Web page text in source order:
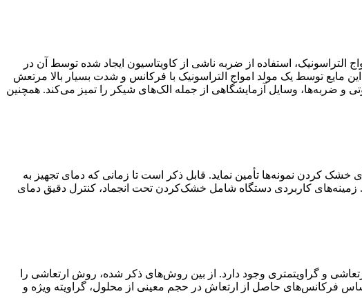
التراسونیک، استفاده از ضربه ناشی از کاویتاسیون ایجاد شده توسط آن در
توسط یک مولد امواج التراسونیک با فرکانس و شدت بسیار بالا مرتعش
و ضربه‌ها، وسایل آزمایشگاهی از جمله الک‌های شیکر را تمیز می‌کند. همچنین
خلاء را به صورت دیجیتالی دارد و می‌تواند تا دمای ۴۰- درجه سانتی‌گراد را برای خشک کردن نمونه‌ها تأمین نماید. قابل ذکر است تا زمانی که دمای تجهیز به
کاربردی دستگاه شامل خشک‌کردن تحت انجماد، کنترل دقیق دمای
و گراویتمتری وجود دارد. از بین روش‌های ذکر شده، روش ارتعاشی را
اساس فرکانس‌های حاصل از ارتعاش در حجم معینی از محلول، گراویته ویژه و